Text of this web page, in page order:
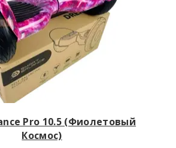
Pro 10.5 (Фиолетовый
Космос)